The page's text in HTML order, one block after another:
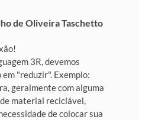
de Oliveira Taschetto
3R, devemos
"reduzir". Exemplo:
geralmente com alguma
material reciclável,
de colocar sua